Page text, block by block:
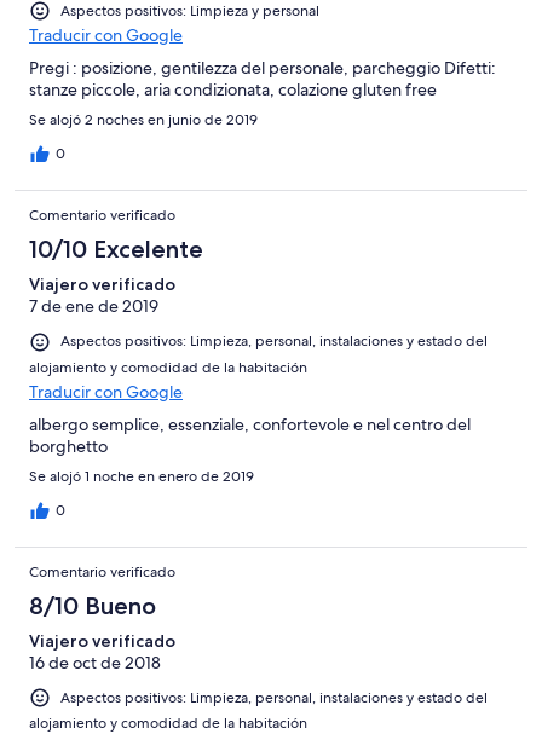
Aspectos positivos: Limpieza y personal
Traducir con Google
Pregi : posizione, gentilezza del personale, parcheggio Difetti:
stanze piccole, aria condizionata, colazione gluten free
Se alojó 2 noches en junio de 2019
0
Comentario verificado
10/10 Excelente
Viajero verificado
7 de ene de 2019
Aspectos positivos: Limpieza, personal, instalaciones y estado del
alojamiento y comodidad de la habitación
Traducir con Google
albergo semplice, essenziale, confortevole e nel centro del
borghetto
Se alojó 1 noche en enero de 2019
0
Comentario verificado
8/10 Bueno
Viajero verificado
16 de oct de 2018
Aspectos positivos: Limpieza, personal, instalaciones y estado del
alojamiento y comodidad de la habitación